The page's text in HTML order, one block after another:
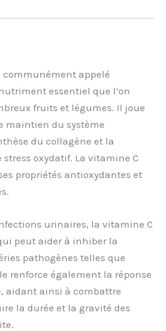
communément appelé
essentiel que l’on
fruits et légumes. Il joue
maintien du système
du collagène et la
oxydatif. La vitamine C
propriétés antioxydantes et
urinaires, la vitamine C
peut aider à inhiber la
pathogènes telles que
renforce également la réponse
aidant ainsi à combattre
la durée et la gravité des